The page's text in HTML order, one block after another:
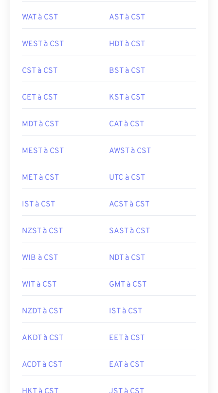
WAT à CST AST à CST
WEST à CST HDT à CST
CST à CST BST à CST
CET à CST KST à CST
MDT à CST CAT à CST
MEST à CST AWST à CST
MET à CST UTC à CST
IST à CST ACST à CST
NZST à CST SAST à CST
WIB à CST NDT à CST
WIT à CST GMT à CST
NZDT à CST IST à CST
AKDT à CST EET à CST
ACDT à CST EAT à CST